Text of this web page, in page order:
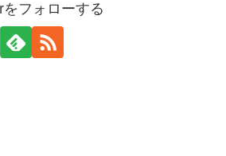
をフォローする